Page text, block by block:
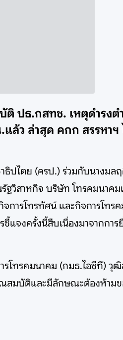
ติ ปธ.กสทช. เหตุดำรงต
ล้ว ล่าสุด คกก สรรหาฯ
ธิปไตย (ครป.) ร่วมกับนางมล
ฐวิสาหกิจ บริษัท โทรคมนาค
การโทรทัศน์ และกิจการโทร
แจงครั้งนี้สืบเนื่องมาจากการ
รโทรคมนาคม (กมธ.ไอซีที) วุ
ณสมบัติและมีลักษณะต้องห้าม